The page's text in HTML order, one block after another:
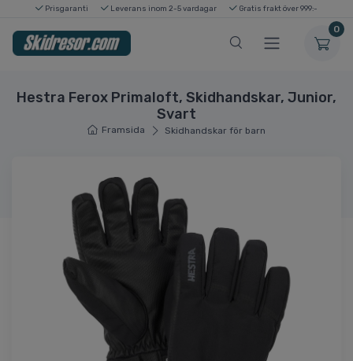
Prisgaranti Leverans inom 2-5 vardagar Gratis frakt över 999:-
0
Hestra Ferox Primaloft, Skidhandskar, Junior,
Svart
Framsida Skidhandskar för barn